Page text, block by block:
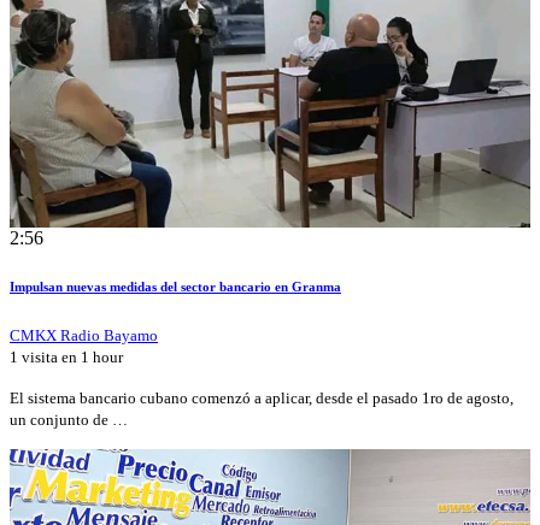
2:56
Impulsan nuevas medidas del sector bancario en Granma
CMKX Radio Bayamo
1 visita en 1 hour
El sistema bancario cubano comenzó a aplicar, desde el pasado 1ro de agosto,
un conjunto de …